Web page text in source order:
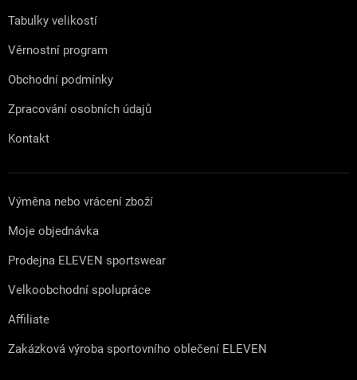
Tabulky velikostí
Věrnostní program
Obchodní podmínky
Zpracování osobních údajů
Kontakt
Výměna nebo vrácení zboží
Moje objednávka
Prodejna ELEVEN sportswear
Velkoobchodní spolupráce
Affiliate
Zakázková výroba sportovního oblečení ELEVEN